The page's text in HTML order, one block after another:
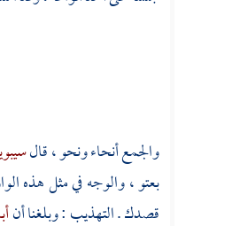
والجمع أنحاء ونحو ، قال
بعتو ، والوجه في مثل هذه
قصدك . التهذيب : وبلغنا أن